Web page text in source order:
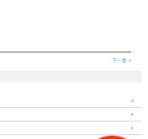
下一章 >